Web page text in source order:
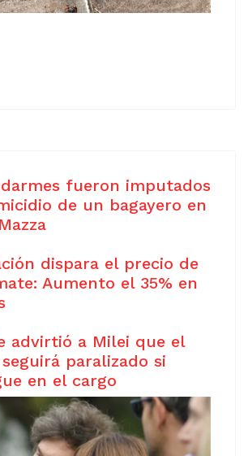
fueron imputados
de un bagayero en
dispara el precio de
Aumento el 35% en
advirtió a Milei que el
paralizado si
en el cargo